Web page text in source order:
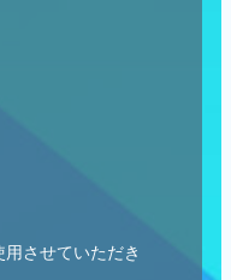
させていただき